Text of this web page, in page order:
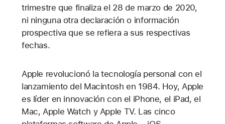
trimestre que finaliza el 28 de marzo de 2020,
ni ninguna otra declaración o información
prospectiva que se refiera a sus respectivas
fechas.
Apple revolucionó la tecnología personal con el
lanzamiento del Macintosh en 1984. Hoy, Apple
es líder en innovación con el iPhone, el iPad, el
Mac, Apple Watch y Apple TV. Las cinco